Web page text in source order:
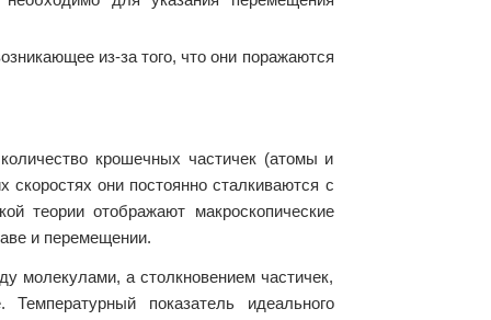
из-за того, что они поражаются
крошечных частичек (атомы и
они постоянно сталкиваются с
теории отображают макроскопические
и перемещении.
молекулами, а столкновением частичек,
показатель идеального